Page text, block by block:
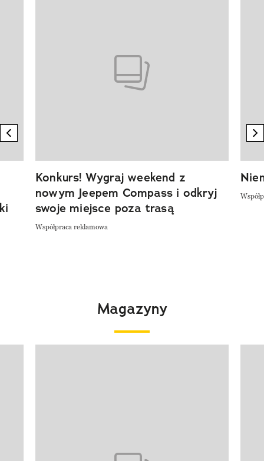
previous element
Konkurs! Wygraj weekend z
nowym Jeepem Compass i odkryj
swoje miejsce poza trasą
Współpraca reklamowa
Magazyny